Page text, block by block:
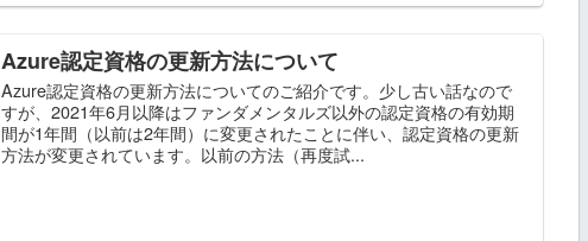
Azure認定資格の更新方法について
Azure認定資格の更新方法についてのご紹介です。少し古い話なので
すが、2021年6月以降はファンダメンタルズ以外の認定資格の有効期
間が1年間（以前は2年間）に変更されたことに伴い、認定資格の更新
方法が変更されています。以前の方法（再度試...